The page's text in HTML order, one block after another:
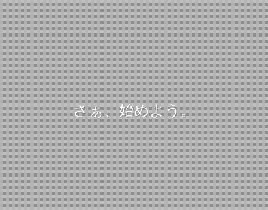
さぁ、始めよう。